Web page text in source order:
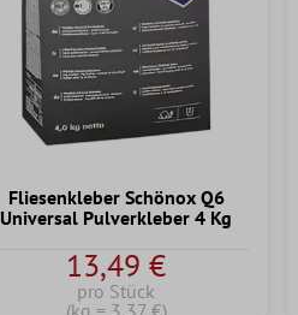
Fliesenkleber Schönox Q6
Universal Pulverkleber 4 Kg
13,49 €
pro Stück